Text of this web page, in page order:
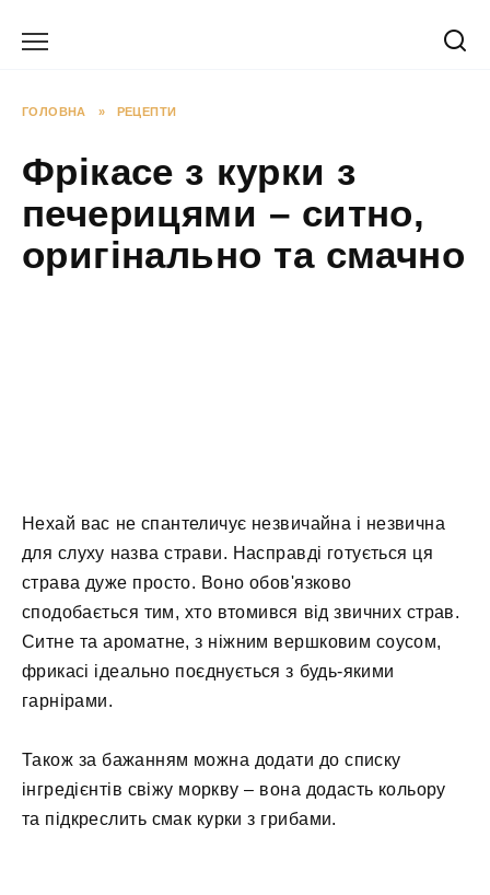
ГОЛОВНА » РЕЦЕПТИ
Фрікасе з курки з
печерицями – ситно,
оригінально та смачно
Нехай вас не спантеличує незвичайна і незвична
для слуху назва страви. Насправді готується ця
страва дуже просто. Воно обов'язково
сподобається тим, хто втомився від звичних страв.
Ситне та ароматне, з ніжним вершковим соусом,
фрикасі ідеально поєднується з будь-якими
гарнірами.
Також за бажанням можна додати до списку
інгредієнтів свіжу моркву – вона додасть кольору
та підкреслить смак курки з грибами.